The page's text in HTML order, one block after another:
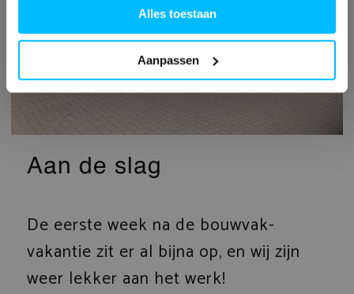
Alles toestaan
Aanpassen
Aan de slag
De eerste week na de bouwvak-
vakantie zit er al bijna op, en wij zijn
weer lekker aan het werk!